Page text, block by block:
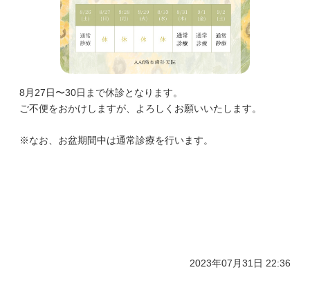
8月27日〜30日まで休診となります。
ご不便をおかけしますが、よろしくお願いいたします。
※なお、お盆期間中は通常診療を行います。
2023年07月31日 22:36